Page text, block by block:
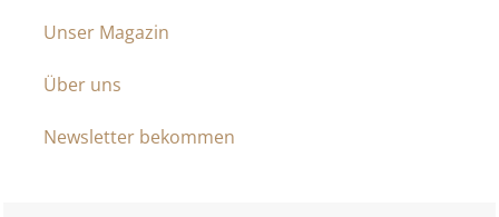
Unser Magazin
Über uns
Newsletter bekommen